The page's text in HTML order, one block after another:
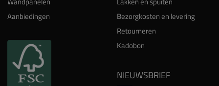
Aanbiedingen
Bezorgkosten en levering
Retourneren
Kadobon
NIEUWSBRIEF